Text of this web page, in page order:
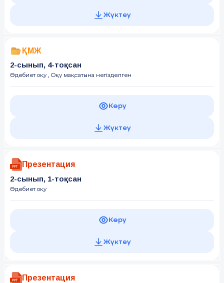
Жүктеу
ҚМЖ
2-сынып, 4-тоқсан
Әдебиет оқу , Оқу мақсатына негізделген
Көру
Жүктеу
Презентация
2-сынып, 1-тоқсан
Әдебиет оқу
Көру
Жүктеу
Презентация